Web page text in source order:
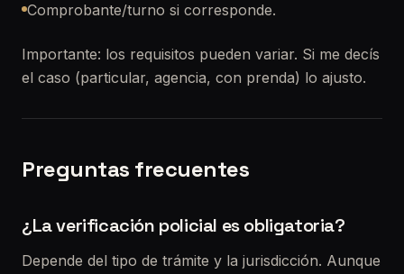
Comprobante/turno si corresponde.
Importante: los requisitos pueden variar. Si me decís
el caso (particular, agencia, con prenda) lo ajusto.
Preguntas frecuentes
¿La verificación policial es obligatoria?
Depende del tipo de trámite y la jurisdicción. Aunque